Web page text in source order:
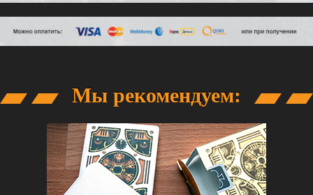
Мы рекомендуем: